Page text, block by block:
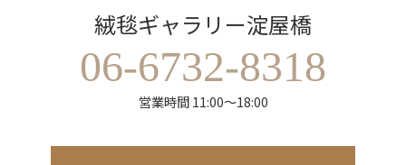
絨毯ギャラリー淀屋橋
06-6732-8318
営業時間 11:00～18:00